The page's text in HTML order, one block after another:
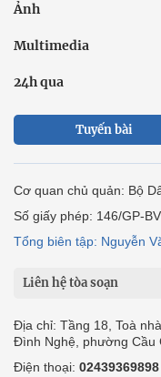
Ảnh
Multimedia
24h qua
Tuyến bài
Cơ quan chủ quản: Bộ
Số giấy phép: 146/GP-
Tổng biên tập: Nguyễn
Liên hệ tòa soạn
Địa chỉ: Tầng 18, Toà
Đình Nghệ, phường Cầu
Điện thoại: 02439369898